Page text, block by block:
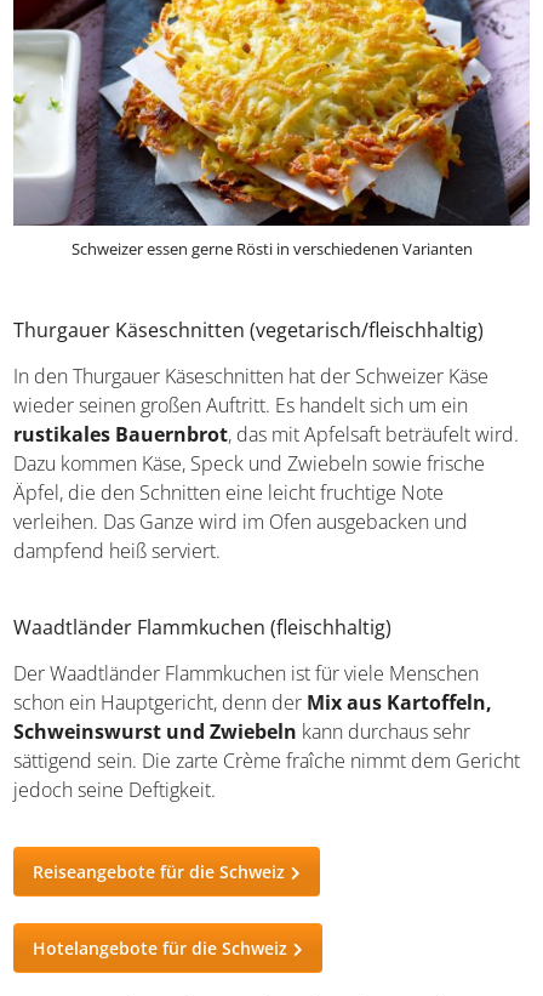
Schweizer essen gerne Rösti in verschiedenen Varianten
Thurgauer Käseschnitten (vegetarisch/fleischhaltig)
In den Thurgauer Käseschnitten hat der Schweizer Käse
wieder seinen großen Auftritt. Es handelt sich um ein
rustikales Bauernbrot, das mit Apfelsaft beträufelt
wird. Dazu kommen Käse, Speck und Zwiebeln sowie
verleihen. Das Ganze wird im Ofen ausgebacken und
Waadtländer Flammkuchen (fleischhaltig)
Der Waadtländer Flammkuchen ist für viele Menschen
schon ein Hauptgericht, denn der
sättigend sein. Die zarte Crème fraîche nimmt dem
Gericht jedoch seine Deftigkeit.
Reiseangebote für die Schweiz